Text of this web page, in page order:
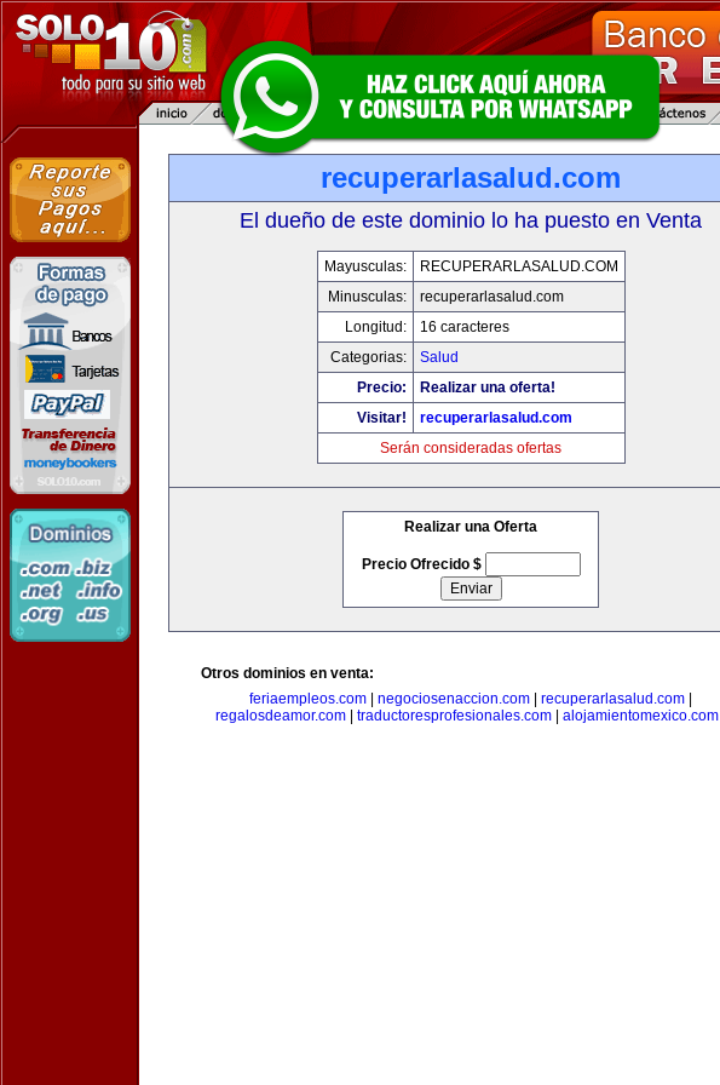
recuperarlasalud.com
El dueño de este dominio lo ha puesto en Venta
Mayusculas:
RECUPERARLASALUD.COM
Minusculas:
recuperarlasalud.com
Longitud:
16 caracteres
Categorias:
Salud
Precio:
Realizar una oferta!
Visitar!
recuperarlasalud.com
Serán consideradas ofertas
Realizar una Oferta
Precio Ofrecido $
Otros dominios en venta:
feriaempleos.com
negociosenaccion.com recuperarlasalud.com
regalosdeamor.com
traductoresprofesionales.com alojamientomexico.com